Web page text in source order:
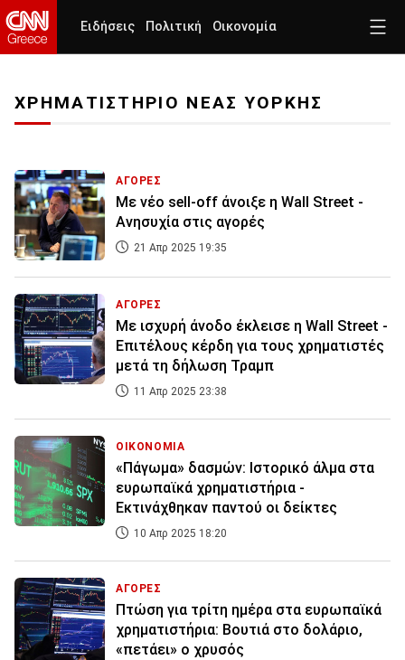
Ειδήσεις Πολιτική Οικονομία
ΧΡΗΜΑΤΙΣΤΗΡΙΟ ΝΕΑΣ ΥΟΡΚΗΣ
ΑΓΟΡΕΣ
Με νέο sell-off άνοιξε η Wall Street -
Ανησυχία στις αγορές
21 Απρ 2025 19:35
ΑΓΟΡΕΣ
Με ισχυρή άνοδο έκλεισε η Wall Street -
Επιτέλους κέρδη για τους χρηματιστές
μετά τη δήλωση Τραμπ
11 Απρ 2025 23:38
ΟΙΚΟΝΟΜΙΑ
«Πάγωμα» δασμών: Ιστορικό άλμα στα
ευρωπαϊκά χρηματιστήρια -
Εκτινάχθηκαν παντού οι δείκτες
10 Απρ 2025 18:20
ΑΓΟΡΕΣ
Πτώση για τρίτη ημέρα στα ευρωπαϊκά
χρηματιστήρια: Βουτιά στο δολάριο,
«πετάει» ο χρυσός